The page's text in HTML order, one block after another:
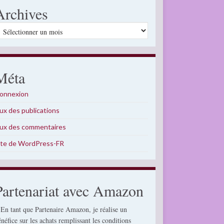
des publications
des commentaires
de WordPress-FR
avec Amazon
tant que Partenaire Amazon, je réalise un
sur les achats remplissant les conditions